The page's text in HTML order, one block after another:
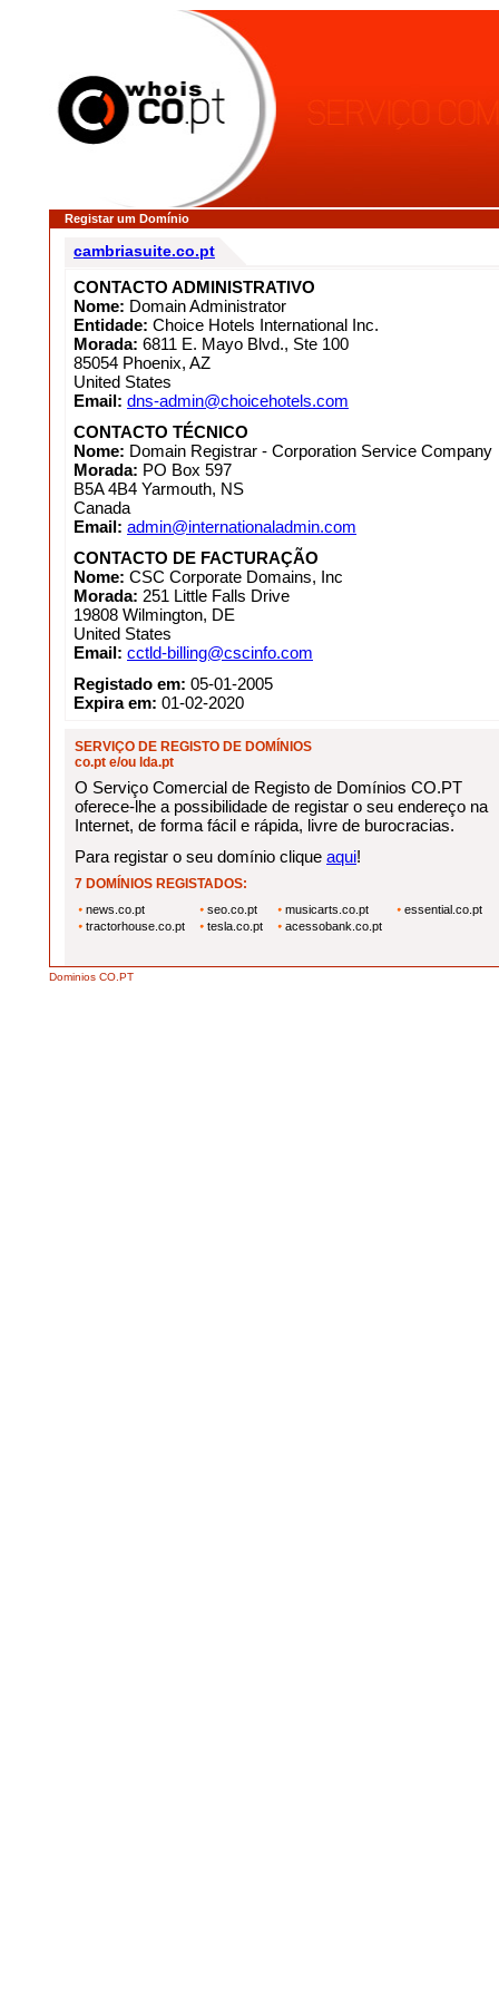
Registar um Domínio
cambriasuite.co.pt
CONTACTO ADMINISTRATIVO
Nome: Domain Administrator
Entidade: Choice Hotels International Inc.
Morada: 6811 E. Mayo Blvd., Ste 100
85054 Phoenix, AZ
United States
Email: dns-admin@choicehotels.com
CONTACTO TÉCNICO
Nome: Domain Registrar - Corporation Service Company
Morada: PO Box 597
B5A 4B4 Yarmouth, NS
Canada
Email: admin@internationaladmin.com
CONTACTO DE FACTURAÇÃO
Nome: CSC Corporate Domains, Inc
Morada: 251 Little Falls Drive
19808 Wilmington, DE
United States
Email: cctld-billing@cscinfo.com
Registado em: 05-01-2005
Expira em: 01-02-2020
SERVIÇO DE REGISTO DE DOMÍNIOS
co.pt e/ou lda.pt
O Serviço Comercial de Registo de Domínios CO.PT
oferece-lhe a possibilidade de registar o seu endereço na
Internet, de forma fácil e rápida, livre de burocracias.
Para registar o seu domínio clique aqui!
7 DOMÍNIOS REGISTADOS:
news.co.pt seo.co.pt musicarts.co.pt
essential.co.pt
tractorhouse.co.pt
tesla.co.pt acessobank.co.pt
Dominios CO.PT